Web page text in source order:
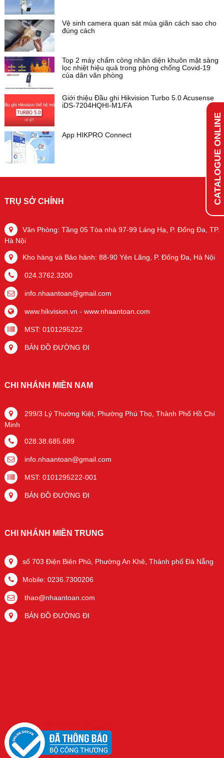
CATALOGUE ONLINE
Vệ sinh camera quan sát mùa giãn cách sao cho
đúng cách
Top 2 máy chấm công nhận diện khuôn mặt sàng
lọc nhiệt hiệu quả trong phòng chống Covid-19
của dân văn phòng
Giới thiệu Đầu ghi Hikvision Turbo 5.0 Acusense
iDS-7204HQHI-M1/FA
App HIKPRO Connect
TRỤ SỞ CHÍNH
Văn Phòng: Tầng 05 Tòa nhà 97-99 Láng Hạ, P. Đống Đa, TP.
Hà Nội
Kho hàng và Bảo hành: 88-90 Yên Lãng, P. Đống Đa, Hà Nội
024.3762.3200
info.nhaantoan@gmail.com
www.hikvision.vn - www.nhaantoan.com
MST: 0101295222
BẢN ĐỒ ĐƯỜNG ĐI
CHI NHÁNH MIỀN NAM
299/3 Lý Thường Kiệt, Phường Phú Thọ, Thành Phố Hồ Chí
Minh
028.38.685.689
info.nhaantoan@gmail.com
MST: 0101295222-001
BẢN ĐỒ ĐƯỜNG ĐI
CHI NHÁNH MIỀN TRUNG
số 703 Điện Biên Phủ, Phường An Khê, Thành phố Đà Nẵng
Mobile: 0236.7300206
thao@nhaantoan.com
BẢN ĐỒ ĐƯỜNG ĐI